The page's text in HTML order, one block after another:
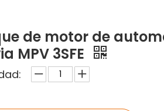
de motor de
MPV 3SFE